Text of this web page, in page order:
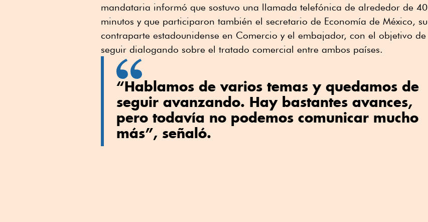
mandataria informó que sostuvo una llamada telefónica de alrededor de 40
minutos y que participaron también el secretario de Economía de México, su
contraparte estadounidense en Comercio y el embajador, con el objetivo de
seguir dialogando sobre el tratado comercial entre ambos países.
“Hablamos de varios temas y quedamos de
seguir avanzando. Hay bastantes avances,
pero todavía no podemos comunicar mucho
más”, señaló.